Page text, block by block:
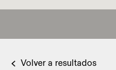
Volver a resultados